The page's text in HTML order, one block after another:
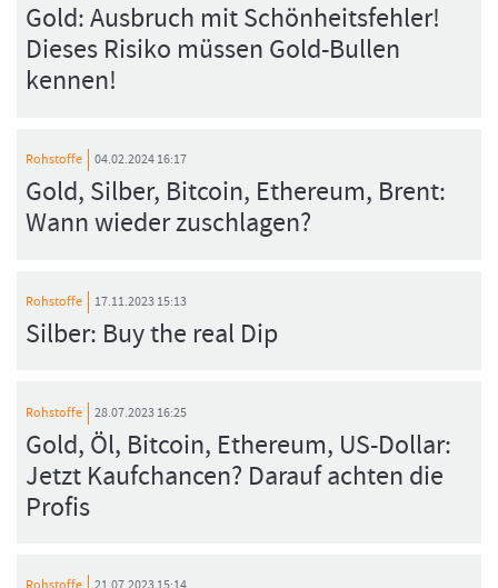
Gold: Ausbruch mit Schönheitsfehler!
Dieses Risiko müssen Gold-Bullen
kennen!
Rohstoffe 04.02.2024 16:17
Gold, Silber, Bitcoin, Ethereum, Brent:
Wann wieder zuschlagen?
Rohstoffe 17.11.2023 15:13
Silber: Buy the real Dip
Rohstoffe 28.07.2023 16:25
Gold, Öl, Bitcoin, Ethereum, US-Dollar:
Jetzt Kaufchancen? Darauf achten die
Profis